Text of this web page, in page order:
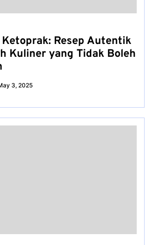
Resep Autentik
Kuliner yang Tidak Boleh
3, 2025